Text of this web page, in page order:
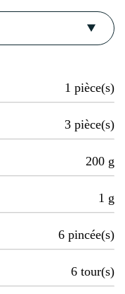
1 pièce(s)
3 pièce(s)
200 g
1 g
6 pincée(s)
6 tour(s)